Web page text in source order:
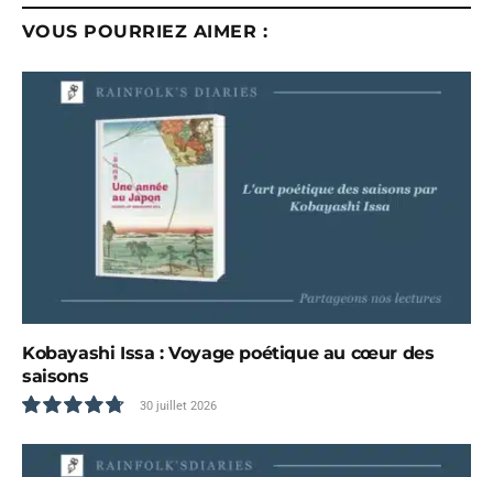
VOUS POURRIEZ AIMER :
Kobayashi Issa : Voyage poétique au cœur des
saisons
9.6
30 juillet 2026